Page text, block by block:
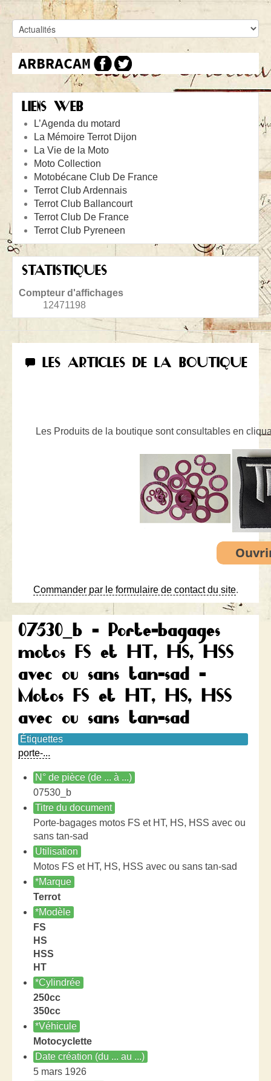
LIENS WEB
L’Agenda du motard
La Mémoire Terrot Dijon
La Vie de la Moto
Moto Collection
Motobécane Club De France
Terrot Club Ardennais
Terrot Club Ballancourt
Terrot Club De France
Terrot Club Pyreneen
STATISTIQUES
Compteur d'affichages
12471198
LES ARTICLES DE LA BOUTIQUE
Les Produits de la boutique sont consultables en
Commander par le formulaire de contact du site.
07530_b - Porte-bagages
motos FS et HT, HS, HSS
avec ou sans tan-sad -
Motos FS et HT, HS, HSS
avec ou sans tan-sad
Étiquettes
porte-...
N° de pièce (de ... à ...)
07530_b
Titre du document
Porte-bagages motos FS et HT, HS, HSS avec ou
sans tan-sad
Utilisation
Motos FS et HT, HS, HSS avec ou sans tan-sad
*Marque
Terrot
*Modèle
FS
HS
HSS
HT
*Cylindrée
250cc
350cc
*Véhicule
Motocyclette
Date création (du ... au ...)
5 mars 1926